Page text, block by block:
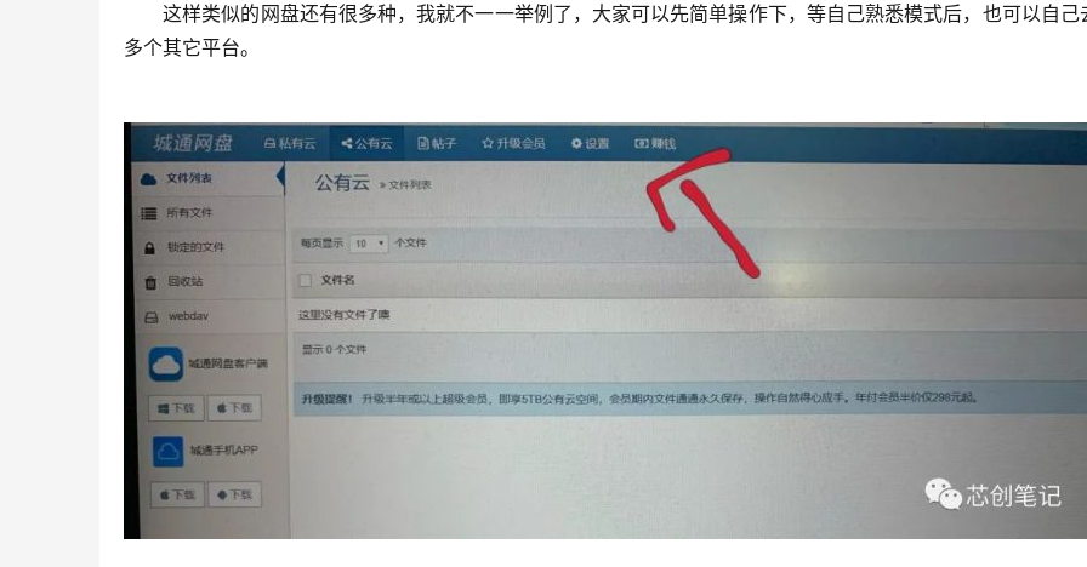
这样类似的网盘还有很多种，我就不一一举例了，大家可以先简单操作下，等自己熟悉模式后，也可以自己
多个其它平台。